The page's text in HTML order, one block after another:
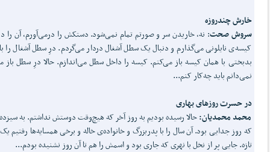
خارش چندروزه
سروش صحت: نه، خاریدن سر و صورتم تمام نمی‌شود. دستکش را درمی‌آورم، آن را
کیسه‌ی نایلونی می‌گذارم و دنبال یک سطل آشغال دردار می‌گردم. درِ سطل آشغال را
بدبختی با همان کیسه باز می‌کنم. کیسه را داخل سطل می‌اندازم. حالا درِ سطل باز
نمی‌دانم باید چه‌کار کنم...
در حسرت روزهای بهاری
محمد محمدیان:حالا رسیده بودیم به روز آخر که هیچ‌وقت دوستش نداشتم. به
که روز جدایی بود. آن سال را با پدربزرگ و خانواده‌ی خاله و برخی همسایه‌ها رفتیم
تازه. جایی پر از نخل با نهری که جاری بود و اسمش را هم تا آن روز نشنیده بودم...